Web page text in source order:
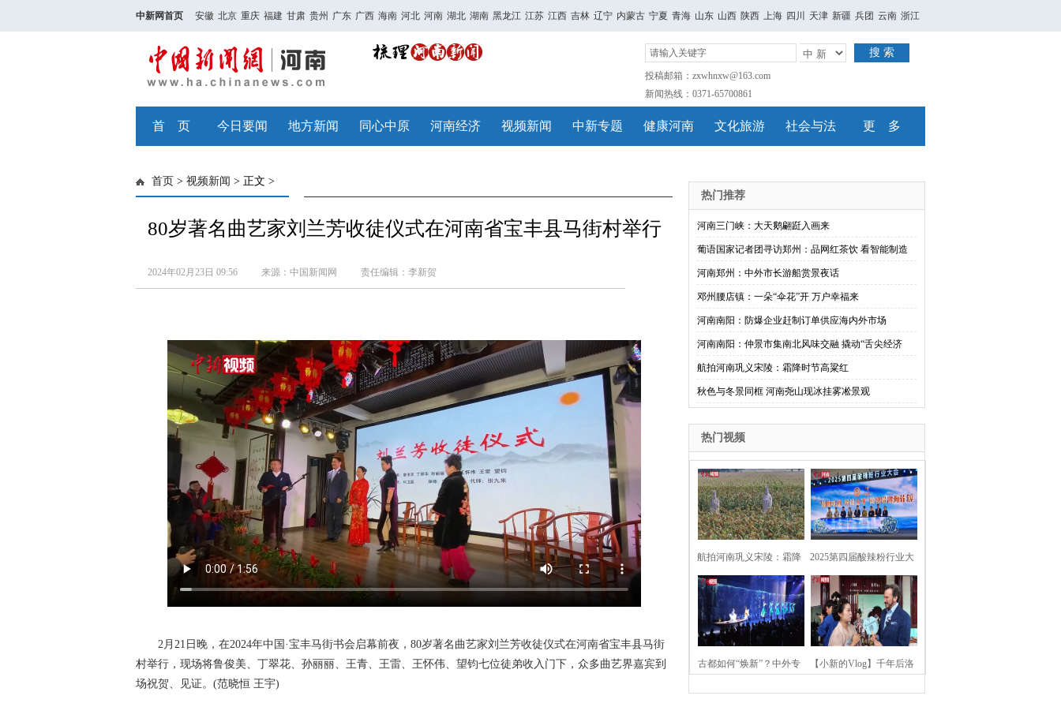
中新网首页 安徽 北京 重庆 福建 甘肃 贵州 广东 广西 海南 河北 河南 湖北 湖南 黑龙江 江苏 江西 吉林 辽宁 内蒙古 宁夏 青海 山东 山西 陕西 上海 四川 天津 新疆 兵团 云南 浙江
搜 索
投稿邮箱：zxwhnxw@163.com
新闻热线：0371-65700861
首 页 今日要闻 地方新闻 同心中原 河南经济 视频新闻 中新专题 健康河南 文化旅游 社会与法 更 多
首页 > 视频新闻 > 正文 >
80岁著名曲艺家刘兰芳收徒仪式在河南省宝丰县马街村举行
2024年02月23日 09:56 来源：中国新闻网 责任编辑：李新贺
2月21日晚，在2024年中国·宝丰马街书会启幕前夜，80岁著名曲艺家刘兰芳收徒仪式在河南省宝丰县马街
村举行，现场将鲁俊美、丁翠花、孙丽丽、王青、王雷、王怀伟、望钧七位徒弟收入门下，众多曲艺界嘉宾到
场祝贺、见证。(范晓恒 王宇)
热门推荐
河南三门峡：大天鹅翩跹入画来
葡语国家记者团寻访郑州：品网红茶饮 看智能制造
河南郑州：中外市长游船赏景夜话
邓州腰店镇：一朵“伞花”开 万户幸福来
河南南阳：防爆企业赶制订单供应海内外市场
河南南阳：仲景市集南北风味交融 撬动“舌尖经济
航拍河南巩义宋陵：霜降时节高粱红
秋色与冬景同框 河南尧山现冰挂雾凇景观
热门视频
航拍河南巩义宋陵：霜降
时节高粱红
2025第四届酸辣粉行业大
会在河南开封举行
古都如何“焕新”？中外专 【小新的Vlog】千年后洛